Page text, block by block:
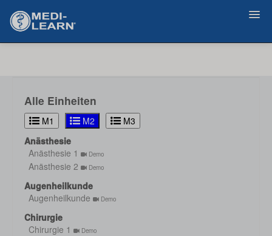
Alle Einheiten
M1 M2
M3
Anästhesie
Anästhesie 1
Demo
Anästhesie 2 Demo
Augenheilkunde
Augenheilkunde
Demo
Chirurgie
Chirurgie 1
Demo